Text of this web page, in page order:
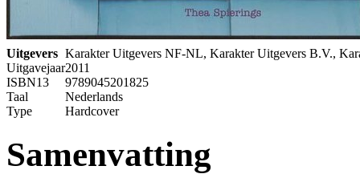
Uitgevers Karakter Uitgevers NF-NL, Karakter Uitgevers B.V.,
Uitgavejaar2011
ISBN13
9789045201825
Taal
Nederlands
Type
Hardcover
Samenvatting